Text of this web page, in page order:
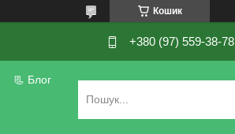
Кошик
+380 (97) 559-38-78
📃 Блог